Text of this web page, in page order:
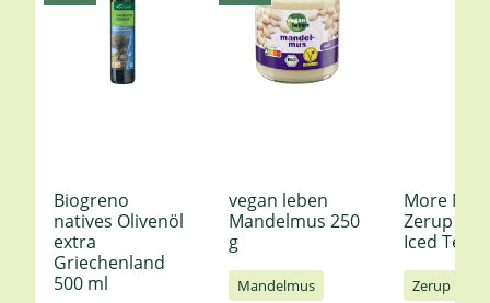
Biogreno
natives Olivenöl
extra
Griechenland
500 ml
vegan leben
Mandelmus 250
g
Mandelmus
More
Zerup
Iced Tea
Zerup